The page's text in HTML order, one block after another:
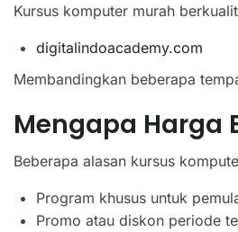
Kursus komputer murah
digitalindoacademy.com
Membandingkan beberapa
Mengapa Harga
Beberapa alasan kursus
Program khusus untuk
Promo atau diskon periode